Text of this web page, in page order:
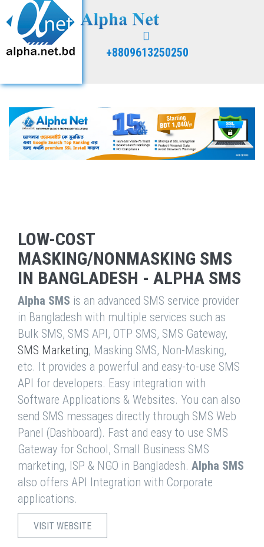
+8809613250250
LOW-COST
MASKING/NONMASKING SMS
IN BANGLADESH - ALPHA SMS
Alpha SMS is an advanced SMS service provider
in Bangladesh with multiple services such as
Bulk SMS, SMS API, OTP SMS, SMS Gateway,
SMS Marketing, Masking SMS, Non-Masking,
etc. It provides a powerful and easy-to-use SMS
API for developers. Easy integration with
Software Applications & Websites. You can also
send SMS messages directly through SMS Web
Panel (Dashboard). Fast and easy to use SMS
Gateway for School, Small Business SMS
marketing, ISP & NGO in Bangladesh. Alpha SMS
also offers API Integration with Corporate
applications.
VISIT WEBSITE